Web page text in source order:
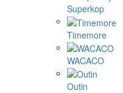
Superkop
Timemore
WACACO
Outin